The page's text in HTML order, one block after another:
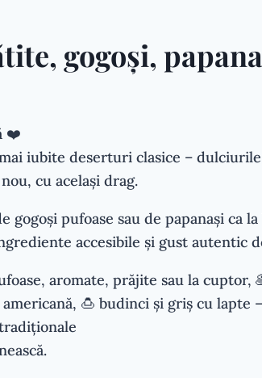
gogoși,
❤️
iubite deserturi clasice –
cu același drag.
pufoase sau de papanași ca
accesibile și gust autentic
aromate, prăjite sau la cuptor,
🍮 budinci și griș cu lapte